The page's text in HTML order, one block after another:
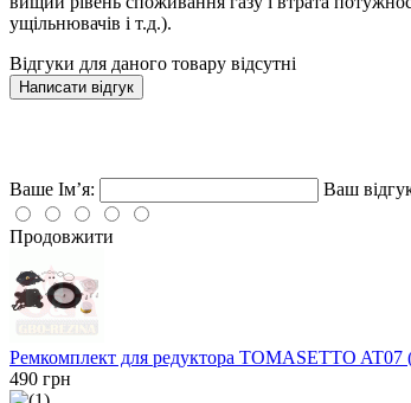
ущільнювачів і т.д.).
Відгуки для даного товару відсутні
Написати відгук
Ваше Ім’я: Ваш
Продовжити
Ремкомплект для редуктора TOMASETTO
490 грн